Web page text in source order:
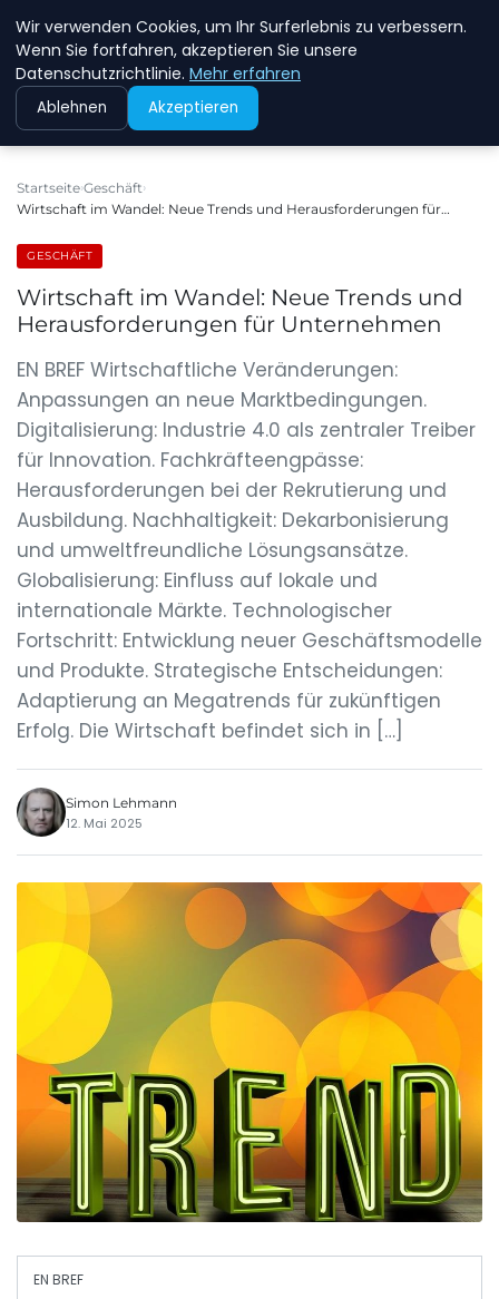
NEW ENERGY JOBS
Startseite Geschäft
Wirtschaft im Wandel: Neue Trends und Herausforderungen für…
GESCHÄFT
Wirtschaft im Wandel: Neue Trends und
Herausforderungen für Unternehmen
EN BREF Wirtschaftliche Veränderungen:
Anpassungen an neue Marktbedingungen.
Digitalisierung: Industrie 4.0 als zentraler Treiber
für Innovation. Fachkräfteengpässe:
Herausforderungen bei der Rekrutierung und
Ausbildung. Nachhaltigkeit: Dekarbonisierung
und umweltfreundliche Lösungsansätze.
Globalisierung: Einfluss auf lokale und
internationale Märkte. Technologischer
Fortschritt: Entwicklung neuer Geschäftsmodelle
und Produkte. Strategische Entscheidungen:
Adaptierung an Megatrends für zukünftigen
Erfolg. Die Wirtschaft befindet sich in […]
Simon Lehmann
12. Mai 2025
EN BREF
Wir verwenden Cookies, um Ihr Surferlebnis zu verbessern.
Wenn Sie fortfahren, akzeptieren Sie unsere
Datenschutzrichtlinie. Mehr erfahren
Ablehnen Akzeptieren